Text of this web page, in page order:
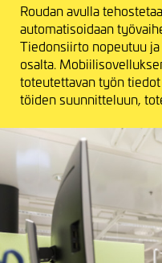
Roudan avulla
automatisoidaan
Tiedonsiirto nopeutuu
osalta.
toteutettavan työn
töiden suunnitteluun,